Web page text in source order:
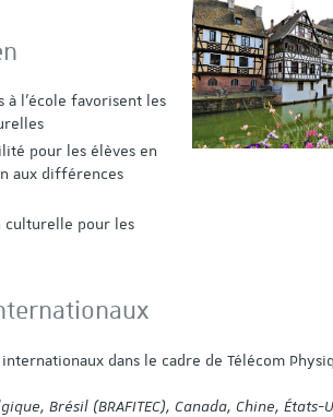
l’école favorisent les
pour les élèves en
aux différences
culturelle pour les
dans le cadre de Télécom
Brésil (BRAFITEC), Canada, Chine, États-